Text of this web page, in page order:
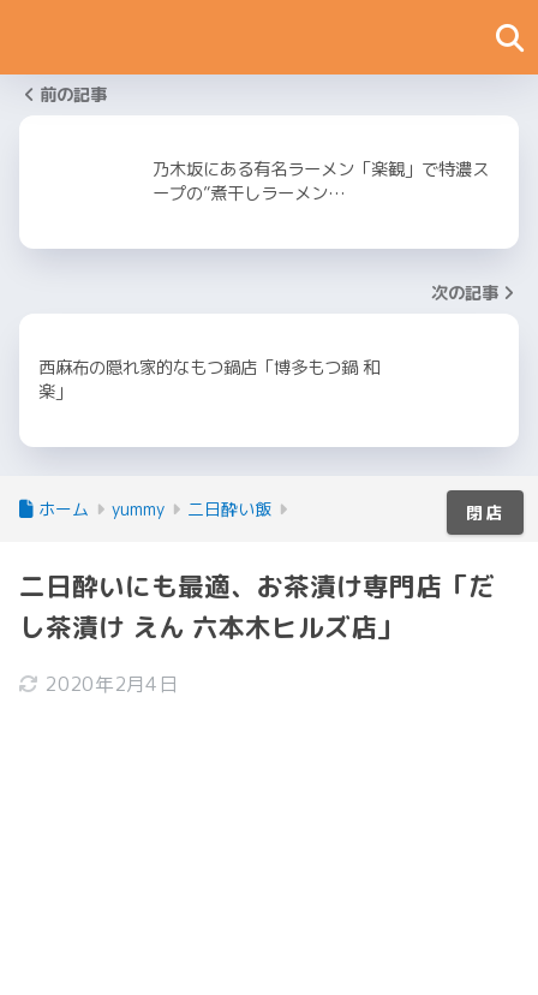
前の記事
乃木坂にある有名ラーメン「楽観」で特濃ス
ープの”煮干しラーメン…
次の記事
西麻布の隠れ家的なもつ鍋店「博多もつ鍋 和
楽」
ホーム yummy 二日酔い飯
二日酔いにも最適、お茶漬け専門店「だ
し茶漬け えん 六本木ヒルズ店」
2020年2月4日